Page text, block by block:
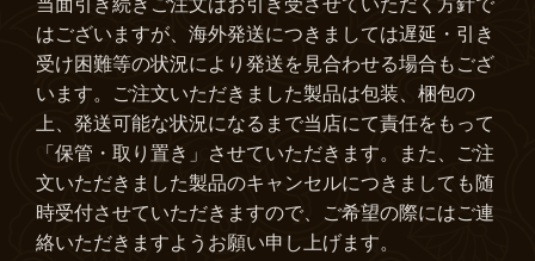
当面引き続きご注文はお引き受させていただく方針で
はございますが、海外発送につきましては遅延・引き
受け困難等の状況により発送を見合わせる場合もござ
います。ご注文いただきました製品は包装、梱包の
上、発送可能な状況になるまで当店にて責任をもって
「保管・取り置き」させていただきます。また、ご注
文いただきました製品のキャンセルにつきましても随
時受付させていただきますので、ご希望の際にはご連
絡いただきますようお願い申し上げます。